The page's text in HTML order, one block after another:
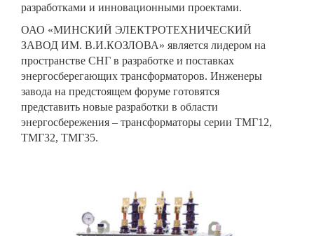
разработками и инновационными проектами.
ОАО «МИНСКИЙ ЭЛЕКТРОТЕХНИЧЕСКИЙ
ЗАВОД ИМ. В.И.КОЗЛОВА» является лидером на
пространстве СНГ в разработке и поставках
энергосберегающих трансформаторов. Инженеры
завода на предстоящем форуме готовятся
представить новые разработки в области
энергосбережения – трансформаторы серии ТМГ12,
ТМГ32, ТМГ35.